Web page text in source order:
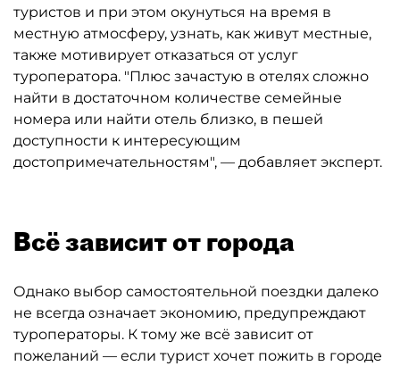
туристов и при этом окунуться на время в
местную атмосферу, узнать, как живут местные,
также мотивирует отказаться от услуг
туроператора. "Плюс зачастую в отелях сложно
найти в достаточном количестве семейные
номера или найти отель близко, в пешей
доступности к интересующим
достопримечательностям", — добавляет эксперт.
Всё зависит от города
Однако выбор самостоятельной поездки далеко
не всегда означает экономию, предупреждают
туроператоры. К тому же всё зависит от
пожеланий — если турист хочет пожить в городе